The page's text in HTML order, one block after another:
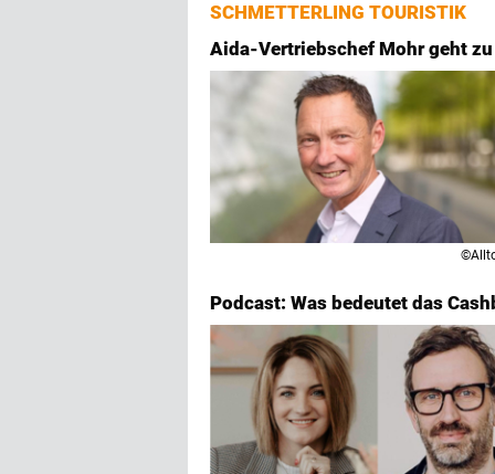
SCHMETTERLING TOURISTIK
Aida-Vertriebschef Mohr geht
Podcast: Was bedeutet das